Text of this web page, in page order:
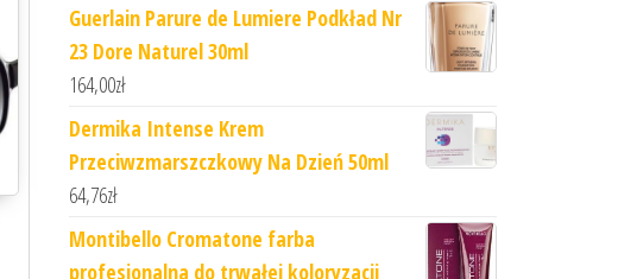
Guerlain Parure de Lumiere Podkład Nr
23 Dore Naturel 30ml
164,00zł
Dermika Intense Krem
Przeciwzmarszczkowy Na Dzień 50ml
64,76zł
Montibello Cromatone farba
profesjonalna do trwałej koloryzacji